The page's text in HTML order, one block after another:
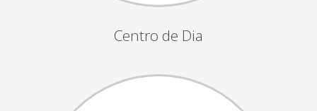
Assembleias Gerais
Centro de Dia